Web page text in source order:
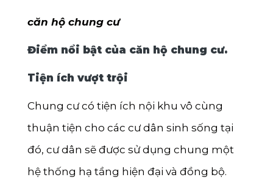
căn hộ chung cư
Điểm nổi bật của căn hộ chung cư.
Tiện ích vượt trội
Chung cư có tiện ích nội khu vô cùng
thuận tiện cho các cư dân sinh sống tại
đó, cư dân sẽ được sử dụng chung một
hệ thống hạ tầng hiện đại và đồng bộ.